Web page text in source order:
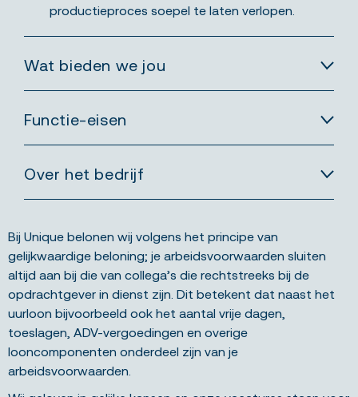
productieproces soepel te laten verlopen.
Wat bieden we jou
Functie-eisen
Over het bedrijf
Bij Unique belonen wij volgens het principe van
gelijkwaardige beloning; je arbeidsvoorwaarden sluiten
altijd aan bij die van collega’s die rechtstreeks bij de
opdrachtgever in dienst zijn. Dit betekent dat naast het
uurloon bijvoorbeeld ook het aantal vrije dagen,
toeslagen, ADV-vergoedingen en overige
looncomponenten onderdeel zijn van je
arbeidsvoorwaarden.